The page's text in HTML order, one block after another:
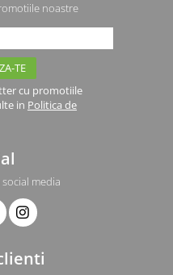
noastre
cu promotiile
in Politica de
media